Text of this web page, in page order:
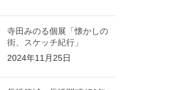
寺田みのる個展「懐かしの
街、スケッチ紀行」
2024年11月25日